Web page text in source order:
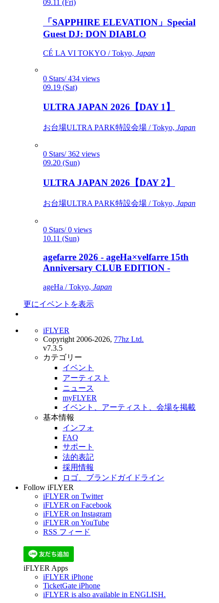
09.11 (Fri)
「SAPPHIRE ELEVATION」Special
Guest DJ: DON DIABLO
CÉ LA VI TOKYO / Tokyo, Japan
0 Stars/ 434 views
09.19 (Sat)
ULTRA JAPAN 2026【DAY 1】
お台場ULTRA PARK特設会場 / Tokyo, Japan
0 Stars/ 362 views
09.20 (Sun)
ULTRA JAPAN 2026【DAY 2】
お台場ULTRA PARK特設会場 / Tokyo, Japan
0 Stars/ 0 views
10.11 (Sun)
agefarre 2026 - ageHa×velfarre 15th
Anniversary CLUB EDITION -
ageHa / Tokyo, Japan
更にイベントを表示
iFLYER
Copyright 2006-2026, 77hz Ltd.
v7.3.5
カテゴリー
イベント
アーティスト
ニュース
myFLYER
イベント、アーティスト、会場を掲載
基本情報
インフォ
FAQ
サポート
法的表記
採用情報
ロゴ、ブランドガイドライン
Follow iFLYER
iFLYER on Twitter
iFLYER on Facebook
iFLYER on Instagram
iFLYER on YouTube
RSS フィード
iFLYER Apps
iFLYER iPhone
TicketGate iPhone
iFLYER is also available in ENGLISH.